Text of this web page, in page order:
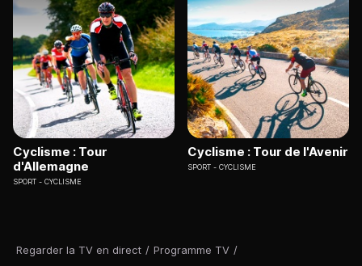
Regarder la TV en direct / Programme TV /
Cyclisme : Tour
d'Allemagne
SPORT CYCLISME
Cyclisme : Tour de l'Avenir
SPORT CYCLISME